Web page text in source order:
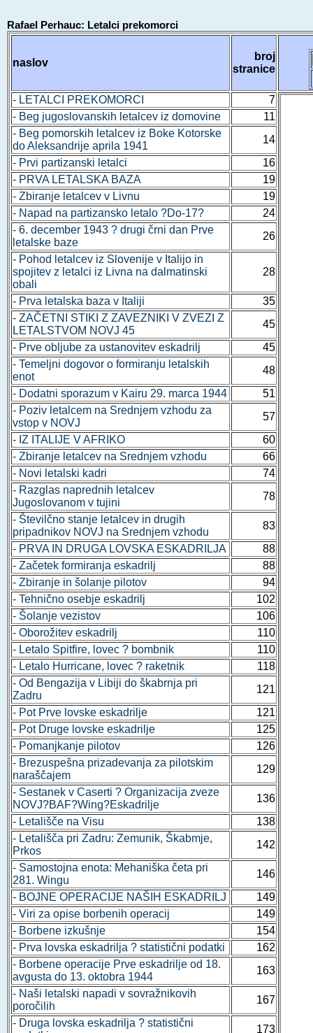
Rafael Perhauc: Letalci prekomorci
naslov
broj
stranice
- LETALCI PREKOMORCI
7
- Beg jugoslovanskih letalcev iz domovine
11
- Beg pomorskih letalcev iz Boke Kotorske
do Aleksandrije aprila 1941
14
- Prvi partizanski letalci
16
- PRVA LETALSKA BAZA
19
- Zbiranje letalcev v Livnu
19
- Napad na partizansko letalo ?Do-17?
24
- 6. december 1943 ? drugi črni dan Prve
letalske baze
26
- Pohod letalcev iz Slovenije v Italijo in
spojitev z letalci iz Livna na dalmatinski
obali
28
- Prva letalska baza v Italiji
35
- ZAČETNI STIKI Z ZAVEZNIKI V ZVEZI Z
LETALSTVOM NOVJ 45
45
- Prve obljube za ustanovitev eskadrilj
45
- Temeljni dogovor o formiranju letalskih
enot
48
- Dodatni sporazum v Kairu 29. marca 1944
51
- Poziv letalcem na Srednjem vzhodu za
vstop v NOVJ
57
- IZ ITALIJE V AFRIKO
60
- Zbiranje letalcev na Srednjem vzhodu
66
- Novi letalski kadri
74
- Razglas naprednih letalcev
Jugoslovanom v tujini
78
- Številčno stanje letalcev in drugih
pripadnikov NOVJ na Srednjem vzhodu
83
- PRVA IN DRUGA LOVSKA ESKADRILJA
88
- Začetek formiranja eskadrilj
88
- Zbiranje in šolanje pilotov
94
- Tehnično osebje eskadrilj
102
- Šolanje vezistov
106
- Oborožitev eskadrilj
110
- Letalo Spitfire, lovec ? bombnik
110
- Letalo Hurricane, lovec ? raketnik
118
- Od Bengazija v Libiji do škabrnja pri
Zadru
121
- Pot Prve lovske eskadrilje
121
- Pot Druge lovske eskadrilje
125
- Pomanjkanje pilotov
126
- Brezuspešna prizadevanja za pilotskim
naraščajem
129
- Sestanek v Caserti ? Organizacija zveze
NOVJ?BAF?Wing?Eskadrilje
136
- Letališče na Visu
138
- Letališča pri Zadru: Zemunik, Škabmje,
Prkos
142
- Samostojna enota: Mehaniška četa pri
281. Wingu
146
- BOJNE OPERACIJE NAŠIH ESKADRILJ
149
- Viri za opise borbenih operacij
149
- Borbene izkušnje
154
- Prva lovska eskadrilja ? statistični podatki
162
- Borbene operacije Prve eskadrilje od 18.
avgusta do 13. oktobra 1944
163
- Naši letalski napadi v sovražnikovih
poročilih
167
- Druga lovska eskadrilja ? statistični
173